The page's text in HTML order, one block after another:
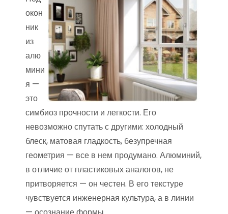
окон
ник
из
алю
мини
я —
это
симбиоз прочности и легкости. Его
невозможно спутать с другими: холодный
блеск, матовая гладкость, безупречная
геометрия — все в нем продумано. Алюминий,
в отличие от пластиковых аналогов, не
притворяется — он честен. В его текстуре
чувствуется инженерная культура, а в линии